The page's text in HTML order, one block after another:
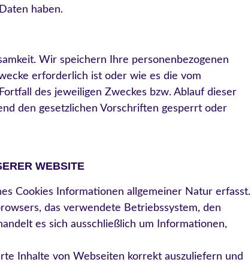
haben.
Wir speichern Ihre personenbezogenen
erforderlich ist oder wie es die vom
des jeweiligen Zweckes bzw. Ablauf dieser
den gesetzlichen Vorschriften gesperrt oder
WEBSITE
Cookies Informationen allgemeiner Natur erfasst.
das verwendete Betriebssystem, den
es sich ausschließlich um Informationen,
Inhalte von Webseiten korrekt auszuliefern und